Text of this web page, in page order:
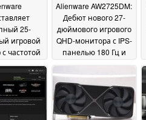
25-
игровой
частотой
05
2025
Alienware AW2725DM:
Дебют нового 27-
дюймового игрового
QHD-монитора с IPS-
панелью 180 Гц и
мс04 March 2025